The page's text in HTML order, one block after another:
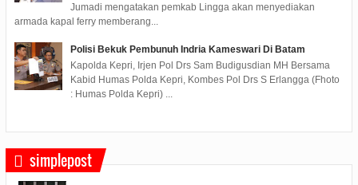
Jumadi mengatakan pemkab Lingga akan menyediakan
armada kapal ferry memberang...
Polisi Bekuk Pembunuh Indria Kameswari Di Batam
Kapolda Kepri, Irjen Pol Drs Sam Budigusdian MH Bersama
Kabid Humas Polda Kepri, Kombes Pol Drs S Erlangga (Fhoto
: Humas Polda Kepri) ...
simplepost